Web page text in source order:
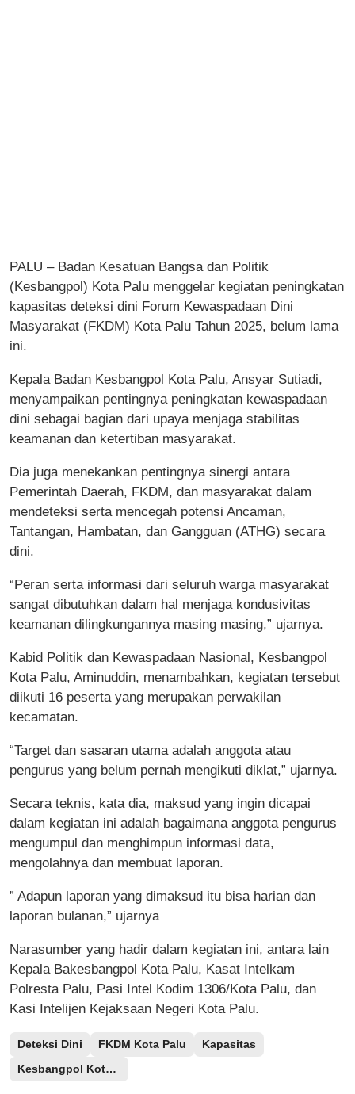
PALU – Badan Kesatuan Bangsa dan Politik
(Kesbangpol) Kota Palu menggelar kegiatan peningkatan
kapasitas deteksi dini Forum Kewaspadaan Dini
Masyarakat (FKDM) Kota Palu Tahun 2025, belum lama
ini.
Kepala Badan Kesbangpol Kota Palu, Ansyar Sutiadi,
menyampaikan pentingnya peningkatan kewaspadaan
dini sebagai bagian dari upaya menjaga stabilitas
keamanan dan ketertiban masyarakat.
Dia juga menekankan pentingnya sinergi antara
Pemerintah Daerah, FKDM, dan masyarakat dalam
mendeteksi serta mencegah potensi Ancaman,
Tantangan, Hambatan, dan Gangguan (ATHG) secara
dini.
“Peran serta informasi dari seluruh warga masyarakat
sangat dibutuhkan dalam hal menjaga kondusivitas
keamanan dilingkungannya masing masing,” ujarnya.
Kabid Politik dan Kewaspadaan Nasional, Kesbangpol
Kota Palu, Aminuddin, menambahkan, kegiatan tersebut
diikuti 16 peserta yang merupakan perwakilan
kecamatan.
“Target dan sasaran utama adalah anggota atau
pengurus yang belum pernah mengikuti diklat,” ujarnya.
Secara teknis, kata dia, maksud yang ingin dicapai
dalam kegiatan ini adalah bagaimana anggota pengurus
mengumpul dan menghimpun informasi data,
mengolahnya dan membuat laporan.
” Adapun laporan yang dimaksud itu bisa harian dan
laporan bulanan,” ujarnya
Narasumber yang hadir dalam kegiatan ini, antara lain
Kepala Bakesbangpol Kota Palu, Kasat Intelkam
Polresta Palu, Pasi Intel Kodim 1306/Kota Palu, dan
Kasi Intelijen Kejaksaan Negeri Kota Palu.
Deteksi Dini FKDM Kota Palu
Kapasitas
Kesbangpol Kota Palu